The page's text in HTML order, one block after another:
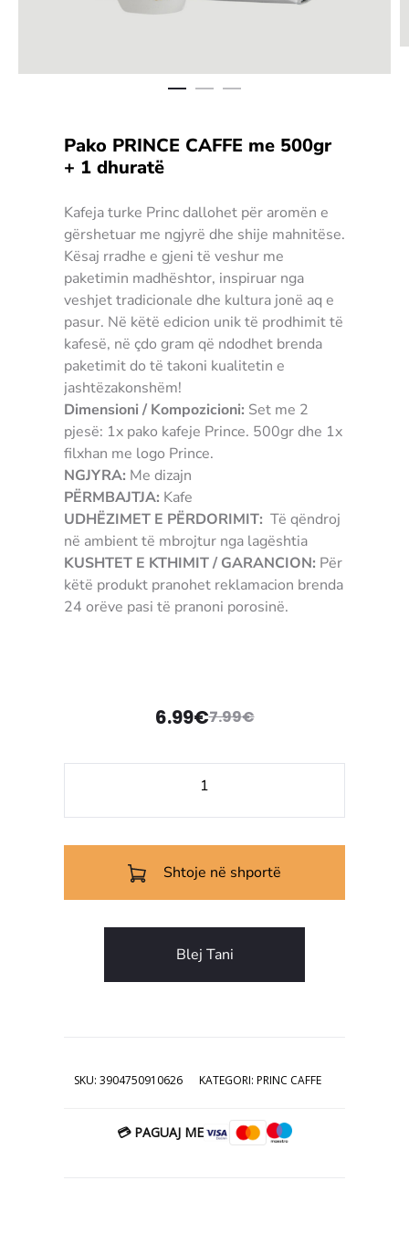
Pako PRINCE CAFFE me 500gr
+ 1 dhuratë
Kafeja turke Princ dallohet për aromën e
gërshetuar me ngjyrë dhe shije mahnitëse.
Kësaj rradhe e gjeni të veshur me
paketimin madhështor, inspiruar nga
veshjet tradicionale dhe kultura jonë aq e
pasur. Në këtë edicion unik të prodhimit të
kafesë, në çdo gram që ndodhet brenda
paketimit do të takoni kualitetin e
jashtëzakonshëm!
Dimensioni / Kompozicioni: Set me 2
pjesë: 1x pako kafeje Prince. 500gr dhe 1x
filxhan me logo Prince.
NGJYRA: Me dizajn
PËRMBAJTJA: Kafe
UDHËZIMET E PËRDORIMIT: Të qëndroj
në ambient të mbrojtur nga lagështia
KUSHTET E KTHIMIT / GARANCION: Për
këtë produkt pranohet reklamacion brenda
24 orëve pasi të pranoni porosinë.
7.99€
origjinal
7.99€.
6.99€
i
është:
6.99€.
dhuratë
Shtoje në shportë
Blej Tani
SKU: 3904750910626 KATEGORI: PRINC CAFFE
💳 PAGUAJ ME